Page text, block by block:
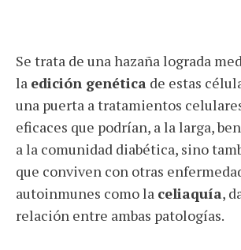
Se trata de una hazaña lograda
la edición genética de estas
una puerta a tratamientos
eficaces que podrían, a la larga,
a la comunidad diabética, sino
que conviven con otras
autoinmunes como la celiaquía,
relación entre ambas patologías.